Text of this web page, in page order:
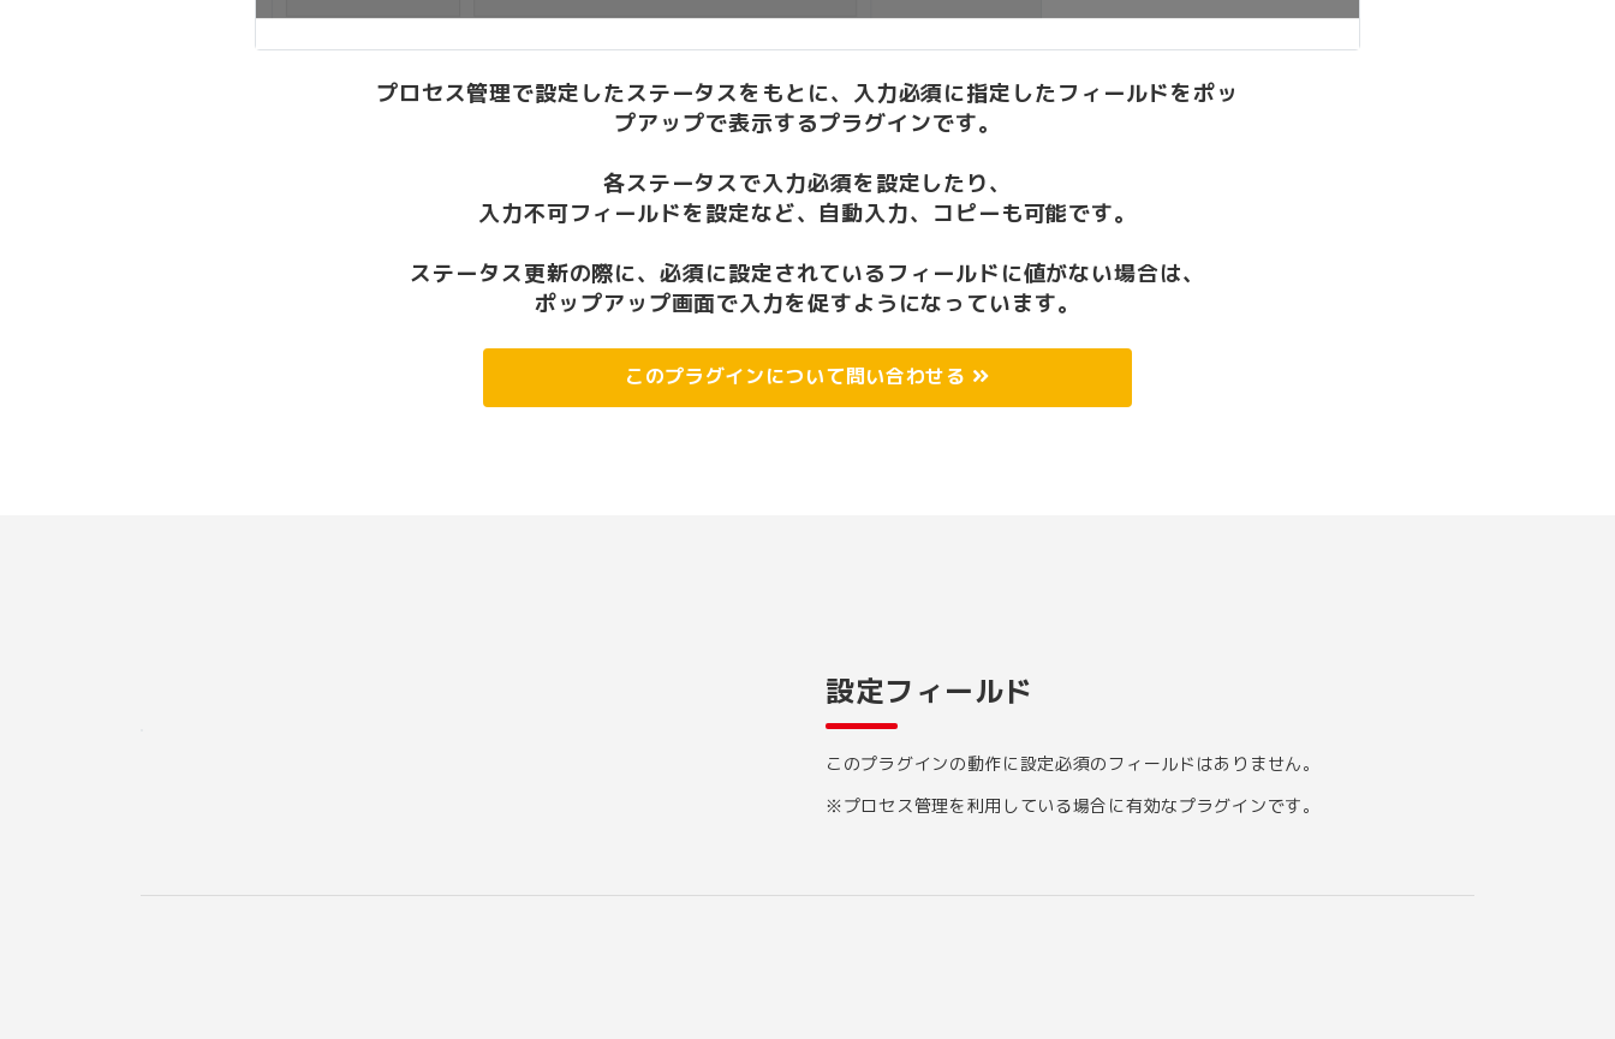
プロセス管理で設定したステータスをもとに、入力必須に指定したフィールドをポッ
プアップで表示するプラグインです。
各ステータスで入力必須を設定したり、
入力不可フィールドを設定など、自動入力、コピーも可能です。
ステータス更新の際に、必須に設定されているフィールドに値がない場合は、
ポップアップ画面で入力を促すようになっています。
このプラグインについて問い合わせる
設定フィールド
このプラグインの動作に設定必須のフィールドはありません。
※プロセス管理を利用している場合に有効なプラグインです。